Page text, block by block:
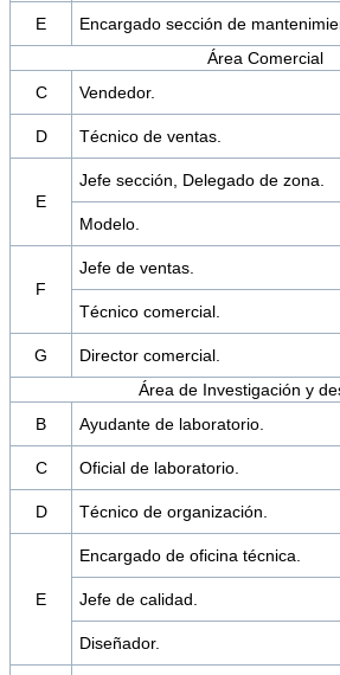
E
Encargado sección de
Área Comercial
C
Vendedor.
D
Técnico de ventas.
E
Jefe sección, Delegado de zona.
Modelo.
F
Jefe de ventas.
Técnico comercial.
G
Director comercial.
Área de Investigación y
B
Ayudante de laboratorio.
C
Oficial de laboratorio.
D
Técnico de organización.
E
Encargado de oficina técnica.
Jefe de calidad.
Diseñador.